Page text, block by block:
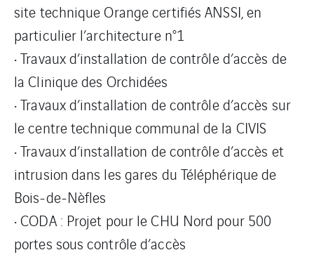
site technique Orange certifiés ANSSI, en
particulier l’architecture n°1
• Travaux d’installation de contrôle d’accès de
la Clinique des Orchidées
• Travaux d’installation de contrôle d’accès sur
le centre technique communal de la CIVIS
• Travaux d’installation de contrôle d’accès et
intrusion dans les gares du Téléphérique de
Bois-de-Nèfles
• CODA : Projet pour le CHU Nord pour 500
portes sous contrôle d’accès